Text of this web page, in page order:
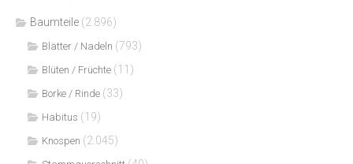
Baumteile (2.896)
Blätter / Nadeln (793)
Blüten / Früchte (11)
Borke / Rinde (33)
Habitus (19)
Knospen (2.045)